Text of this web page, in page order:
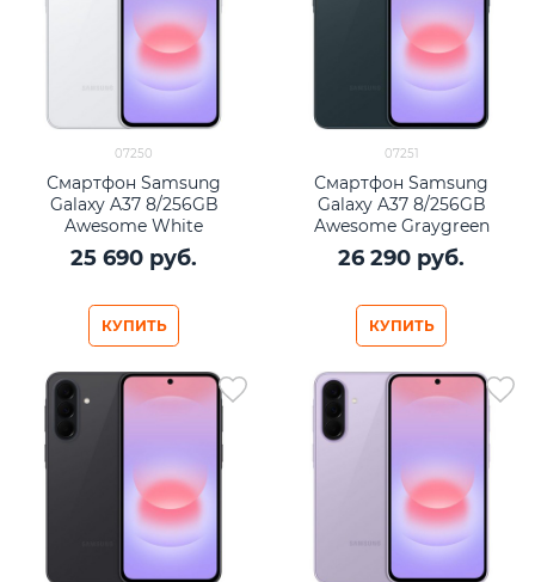
07250
Смартфон Samsung
Galaxy A37 8/256GB
Awesome White
25 690 руб.
КУПИТЬ
07251
Смартфон Samsung
Galaxy A37 8/256GB
Awesome Graygreen
26 290 руб.
КУПИТЬ